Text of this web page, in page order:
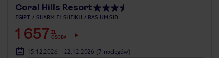
Coral Hills Resort
EGIPT SHARM EL SHEIKH RAS UM SID
1 657 ZŁ
OSOBA
15.12.2026 - 22.12.2026 (7 noclegów)